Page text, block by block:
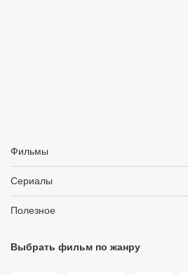
Фильмы
Сериалы
Полезное
Выбрать фильм по жанру